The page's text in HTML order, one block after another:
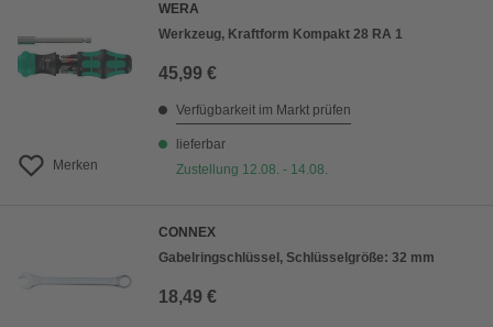
Merken
WERA
Werkzeug, Kraftform Kompakt 28 RA 1
45,99 €
Verfügbarkeit im Markt prüfen
lieferbar
Zustellung 12.08. - 14.08.
CONNEX
Gabelringschlüssel, Schlüsselgröße: 32 mm
18,49 €